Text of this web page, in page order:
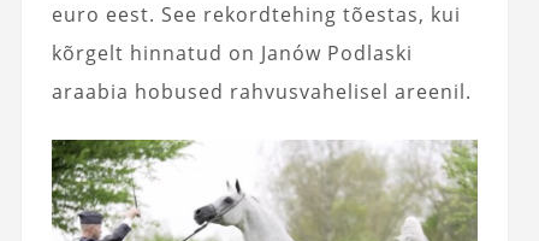
euro eest. See rekordtehing tõestas, kui
kõrgelt hinnatud on Janów Podlaski
araabia hobused rahvusvahelisel areenil.